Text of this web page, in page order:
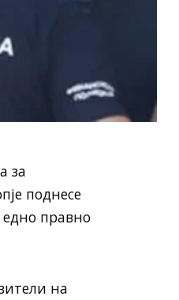
за
поднесе
правно
на